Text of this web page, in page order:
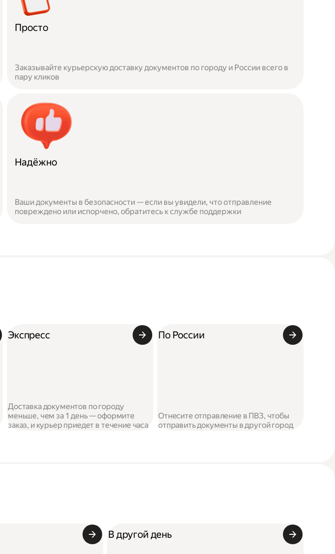
Просто
Заказывайте курьерскую доставку документов по городу и России всего в
пару кликов
Надёжно
Ваши документы в безопасности — если вы увидели, что отправление
повреждено или испорчено, обратитесь к службе поддержки
Экспресс
Доставка документов по городу
меньше, чем за 1 день — оформите
заказ, и курьер приедет в течение часа
По России
Отнесите отправление в ПВЗ, чтобы
отправить документы в другой город
В другой день